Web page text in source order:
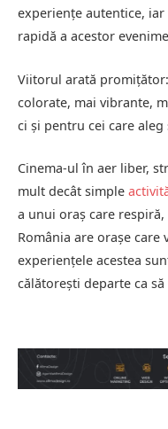
experiențe autentice,
rapidă a acestor
Viitorul arată
colorate, mai vibrante,
ci și pentru cei care aleg
Cinema-ul în aer liber,
mult decât simple
a unui oraș care
România are orașe care
experiențele acestea
călătorești departe ca